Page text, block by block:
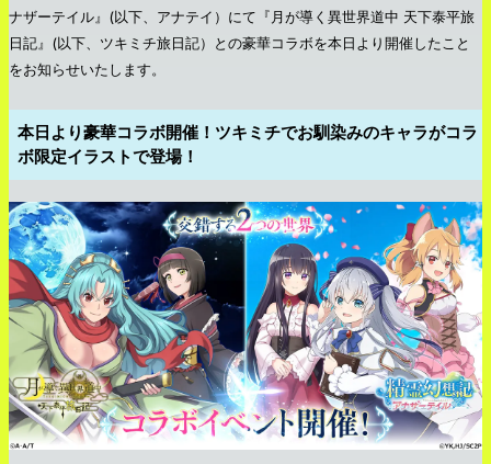
ナザーテイル』(以下、アナテイ）にて『月が導く異世界道中 天下泰平旅
日記』(以下、ツキミチ旅日記）との豪華コラボを本日より開催したこと
をお知らせいたします。
本日より豪華コラボ開催！ツキミチでお馴染みのキャラがコラ
ボ限定イラストで登場！